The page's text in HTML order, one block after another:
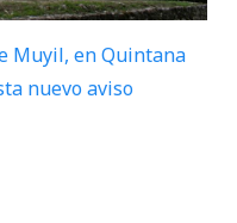
Muyil, en Quintana
nuevo aviso